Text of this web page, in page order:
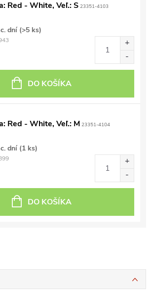
Red - White, Veľ.: S 23351-4103
dní (>5 ks)
DO KOŠÍKA
Red - White, Veľ.: M 23351-4104
dní (1 ks)
DO KOŠÍKA